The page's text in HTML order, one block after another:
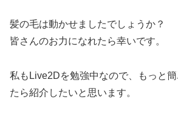
髪の毛は動かせましたでしょうか？
皆さんのお力になれたら幸いです。
私もLive2Dを勉強中なので、もっと
たら紹介したいと思います。